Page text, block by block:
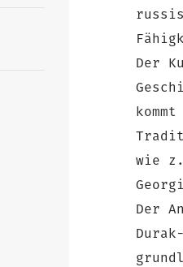
Der
wie z.
Der